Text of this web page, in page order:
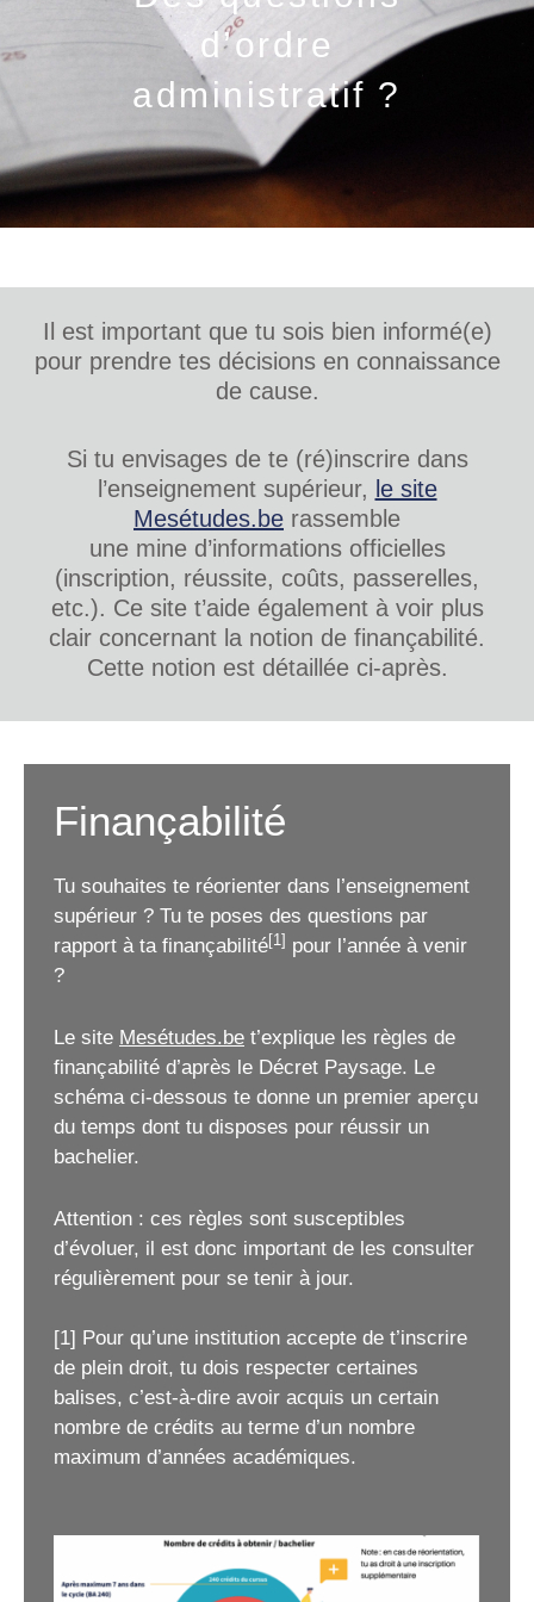
d’ordre
administratif ?
Il est important que tu sois bien informé(e)
pour prendre tes décisions en connaissance
de cause.
Si tu envisages de te (ré)inscrire dans
l’enseignement supérieur, le site
Mesétudes.be rassemble
une mine d’informations officielles
(inscription, réussite, coûts, passerelles,
etc.). Ce site t’aide également à voir plus
clair concernant la notion de finançabilité.
Cette notion est détaillée ci-après.
Finançabilité
Tu souhaites te réorienter dans l’enseignement
supérieur ? Tu te poses des questions par
rapport à ta finançabilité[1] pour l’année à venir
?
Le site Mesétudes.be t’explique les règles de
finançabilité d’après le Décret Paysage. Le
schéma ci-dessous te donne un premier aperçu
du temps dont tu disposes pour réussir un
bachelier.
Attention : ces règles sont susceptibles
d’évoluer, il est donc important de les consulter
régulièrement pour se tenir à jour.
[1] Pour qu’une institution accepte de t’inscrire
de plein droit, tu dois respecter certaines
balises, c’est-à-dire avoir acquis un certain
nombre de crédits au terme d’un nombre
maximum d’années académiques.